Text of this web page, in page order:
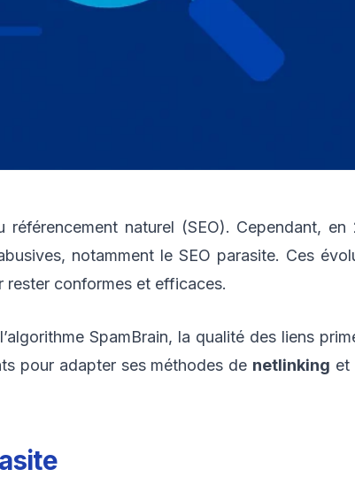
naturel (SEO). Cependant, en
notamment le SEO parasite. Ces
rester conformes et efficaces.
SpamBrain, la qualité des liens
pour adapter ses méthodes de netlinking et